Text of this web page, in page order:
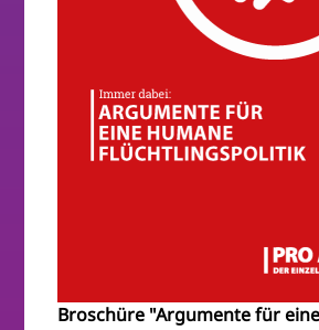
Broschüre "Argumente für